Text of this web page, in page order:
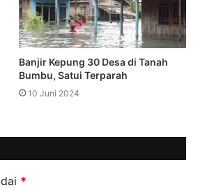
Banjir Kepung 30 Desa di Tanah
Bumbu, Satui Terparah
10 Juni 2024
*